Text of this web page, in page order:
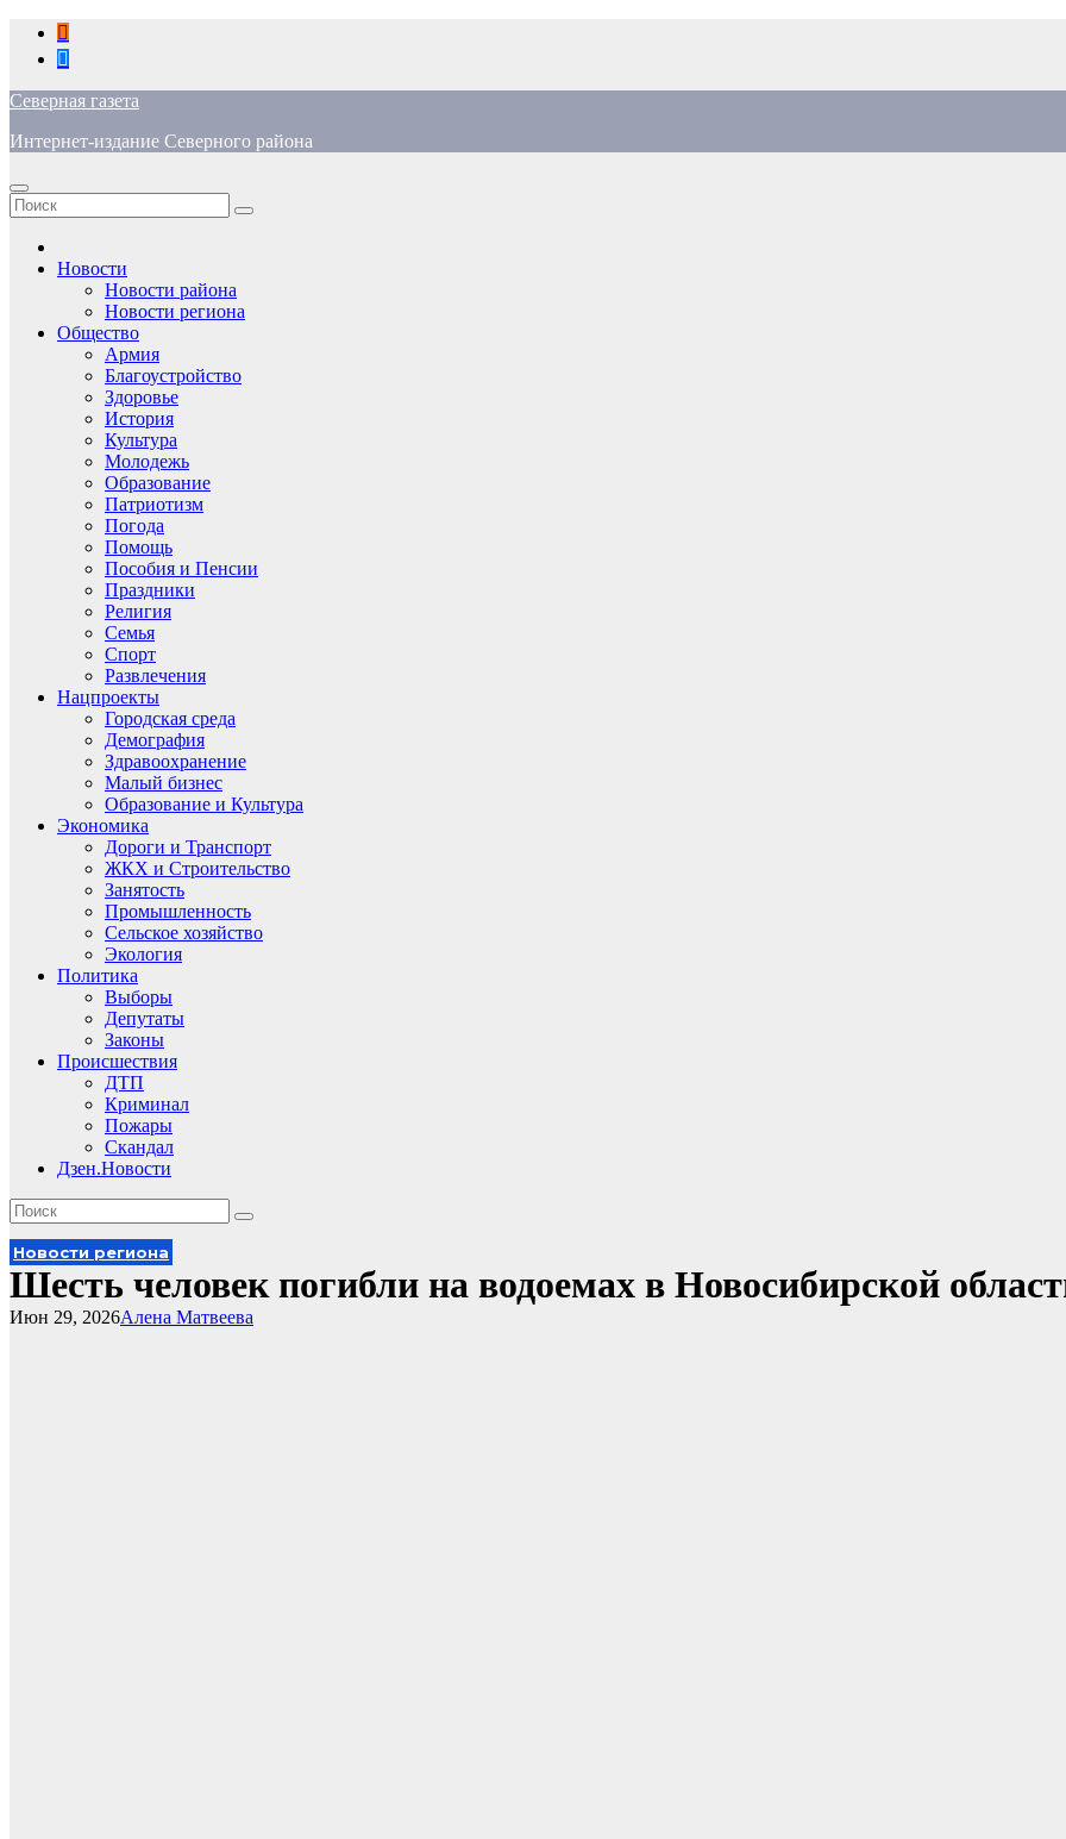
Перейти
содержимому
Северная газета
Интернет-издание Северного района
Новости
Новости района
Новости региона
Общество
Армия
Благоустройство
Здоровье
История
Культура
Молодежь
Образование
Патриотизм
Погода
Помощь
Пособия и Пенсии
Праздники
Религия
Семья
Спорт
Развлечения
Нацпроекты
Городская среда
Демография
Здравоохранение
Малый бизнес
Образование и Культура
Экономика
Дороги и Транспорт
ЖКХ и Строительство
Занятость
Промышленность
Сельское хозяйство
Экология
Политика
Выборы
Депутаты
Законы
Происшествия
ДТП
Криминал
Пожары
Скандал
Дзен.Новости
Новости региона
Шесть человек погибли на водоемах в Новосибирской
Алена Матвеева
Июн 29, 2026